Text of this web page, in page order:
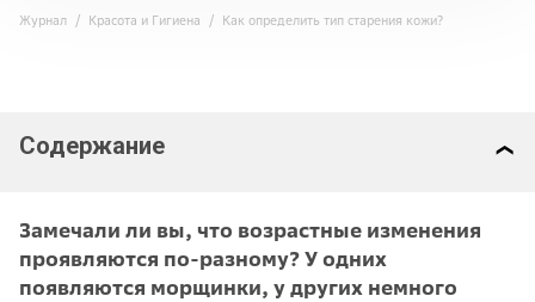
Журнал Красота и Гигиена Как определить тип старения кожи?
Содержание
Замечали ли вы, что возрастные изменения
проявляются по-разному? У одних
появляются морщинки, у других немного